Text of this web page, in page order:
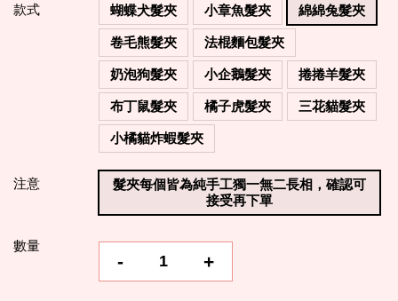
款式 蝴蝶犬髮夾 小章魚髮夾 綿綿兔髮夾
卷毛熊髮夾 法棍麵包髮夾
奶泡狗髮夾 小企鵝髮夾 捲捲羊髮夾
布丁鼠髮夾 橘子虎髮夾 三花貓髮夾
小橘貓炸蝦髮夾
注意
髮夾每個皆為純手工獨一無二長相，確認可
接受再下單
數量
- +